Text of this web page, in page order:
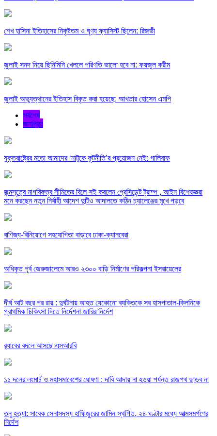
শেখ হাসিনা ইতিহাসের নিকৃষ্টতম ও ঘৃণ্য ফ্যাসিস্ট ছিলেন: রিজভী
জুলাই সনদ নিয়ে ছিনিমিনি খেললে পরিণতি ভালো হবে না: ফয়জুল করীম
জুলাই অভ্যুত্থানের ইতিহাস বিকৃত করা হয়েছে: আখতার হোসেন এমপি
সর্বশেষ
জনপ্রিয়
যুক্তরাষ্ট্রের মতো আমাদের ‘নাটুকে কূটনীতি’র প্রয়োজন নেই: গালিবাফ
জন্মসূত্রে নাগরিকত্ব সীমিতের বিলে সই করলেন প্রেসিডেন্ট ট্রাম্প , আইন বিশেষজ্ঞরা
মনে করছেন নতুন নির্বাহী আদেশ দুটিও আদালতে কঠিন চ্যালেঞ্জের মুখে পড়বে
বাণিজ্য-বিনিয়োগে সহযোগিতা বাড়াবে ঢাকা-ক্যানবেরা
অধিকৃত পূর্ব জেরুজালেমে আরও ২৩০০ বাড়ি নির্মাণের পরিকল্পনা ইসরায়েলের
দীর্ঘ আট বছর পর রায় : দুর্ঘটনায় আহত যেকোনো ব্যক্তিকে সব হাসপাতাল-ক্লিনিকে
প্রাথমিক চিকিৎসা দিতে নির্দেশনা জারির নির্দেশ
র‍্যাবের বদলে আসছে এসআরবি
১১ দলের লংমার্চ ও মহাসমাবেশের ঘোষণা : দাবি আদায় না হওয়া পর্যন্ত রাজপথ ছাড়ব না
তনু হত্যা: সাবেক সেনাসদস্য হাফিজুরের জামিন স্থগিত, ২৪ ঘণ্টার মধ্যে আত্মসমর্পণের
নির্দেশ